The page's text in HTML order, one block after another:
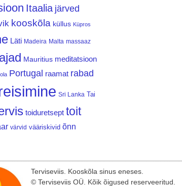
Itaalia järved
kooskõla küllus Küpros
Läti Madeira Malta massaaz
Mauritius meditatsioon
Portugal raamat rabad
Sri Lanka Tai
toiduretsept toit
värvid vääriskivid õnn
Terviseviis. Kooskõla sinus eneses.
© Terviseviis OÜ. Kõik õigused reserveeritud.